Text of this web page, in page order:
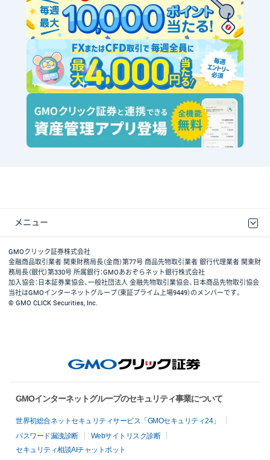
メニュー
取引規程・約款
最良執行方針
ディスクレイマー
リスク説明
GMOクリック証券ホームページ
GMOクリック証券株式会社
金融商品取引業者 関東財務局長（金商）第77号 商品先物取引業者 銀行代理業者 関東財
務局長（銀代）第330号 所属銀行：GMOあおぞらネット銀行株式会社
加入協会：日本証券業協会、一般社団法人 金融先物取引業協会、日本商品先物取引協会
当社はGMOインターネットグループ（東証プライム上場9449）のメンバーです。
© GMO CLICK Securities, Inc.
GMOインターネットグループのセキュリティ事業について
世界初総合ネットセキュリティサービス「GMOセキュリティ24」
パスワード漏洩診断
Webサイトリスク診断
セキュリティ相談AIチャットボット